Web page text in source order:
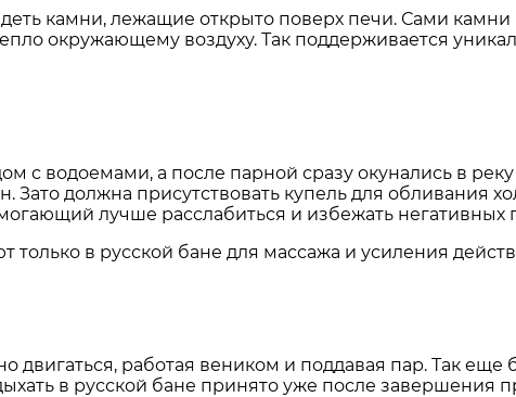
камни, лежащие открыто поверх печи. Сами
окружающему воздуху. Так поддерживается
с водоемами, а после парной сразу окунались в
Зато должна присутствовать купель для обливания
лучше расслабиться и избежать негативных
только в русской бане для массажа и усиления
двигаться, работая веником и поддавая пар. Так
в русской бане принято уже после завершения